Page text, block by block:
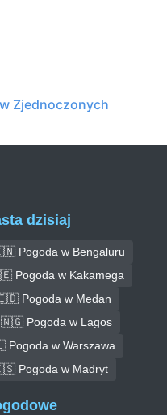
Zjednoczonych
dzisiaj
Pogoda w Bengaluru
Pogoda w Kakamega
Pogoda w Medan
🇳🇬 Pogoda w Lagos
w Warszawa
Pogoda w Madryt